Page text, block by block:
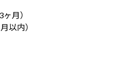
月）
以内）